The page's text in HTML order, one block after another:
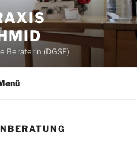
Beraterin (DGSF)